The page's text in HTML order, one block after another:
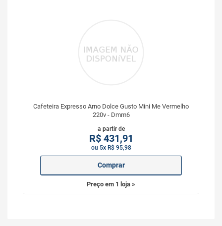
Cafeteira Expresso Arno Dolce Gusto Mini Me Vermelho
220v - Dmm6
a partir de
R$431,91
ou 5x R$ 95,98
Comprar
Preço em 1 loja »